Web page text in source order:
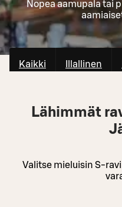
Nopea aamupala tai
Kaikki Illallinen
Lähimmät
Valitse mieluisin S-